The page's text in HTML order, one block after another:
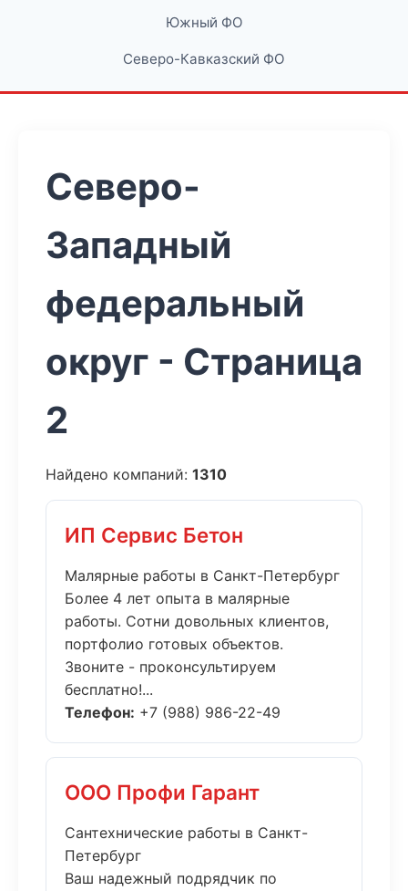
Южный ФО
Северо-Кавказский ФО
Северо-
Западный
федеральный
округ - Страница
2
Найдено компаний: 1310
ИП Сервис Бетон
Малярные работы в Санкт-Петербург
Более 4 лет опыта в малярные
работы. Сотни довольных клиентов,
портфолио готовых объектов.
Звоните - проконсультируем
бесплатно!...
Телефон: +7 (988) 986-22-49
ООО Профи Гарант
Сантехнические работы в Санкт-
Петербург
Ваш надежный подрядчик по